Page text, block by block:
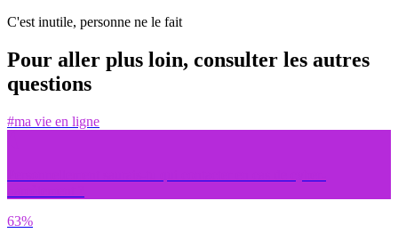
C'est inutile, personne ne le fait
Pour aller plus loin, consulter les autres
questions
#ma vie en ligne
63%